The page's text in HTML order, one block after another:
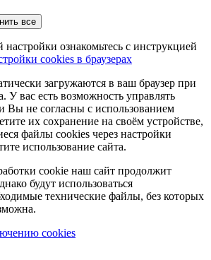
все
настройки ознакомьтесь с инструкцией
cookies в браузерах
загружаются в ваш браузер при
У вас есть возможность управлять
Вы не согласны с использованием
их сохранение на своём устройстве,
файлы cookies через настройки
использование сайта.
cookie наш сайт продолжит
будут использоваться
технические файлы, без которых
cookies